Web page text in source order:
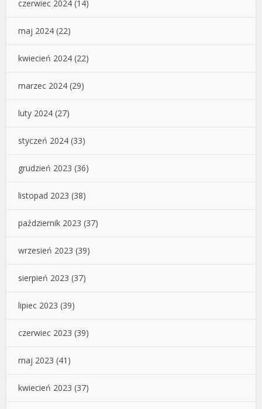
czerwiec 2024 (14)
maj 2024 (22)
kwiecień 2024 (22)
marzec 2024 (29)
luty 2024 (27)
styczeń 2024 (33)
grudzień 2023 (36)
listopad 2023 (38)
październik 2023 (37)
wrzesień 2023 (39)
sierpień 2023 (37)
lipiec 2023 (39)
czerwiec 2023 (39)
maj 2023 (41)
kwiecień 2023 (37)